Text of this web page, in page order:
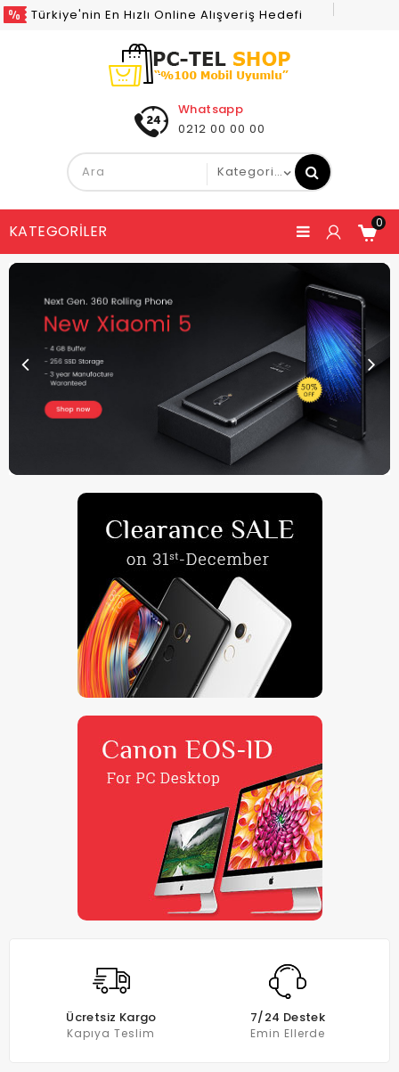
Türkiye'nin En Hızlı Online Alışveriş Hedefi
Whatsapp
0212 00 00 00
KATEGORILER 0
Ücretsiz Kargo
Kapıya Teslim
7/24 Destek
Emin Ellerde